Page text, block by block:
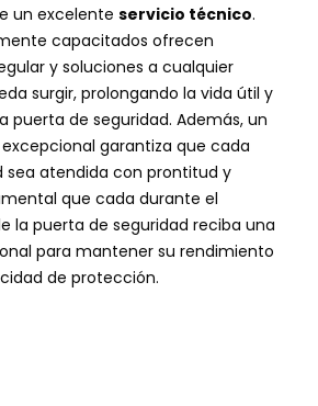
un excelente servicio técnico.
capacitados ofrecen
y soluciones a cualquier
surgir, prolongando la vida útil y
puerta de seguridad. Además, un
garantiza que cada
sea atendida con prontitud y
que cada durante el
la puerta de seguridad reciba una
para mantener su rendimiento
de protección.